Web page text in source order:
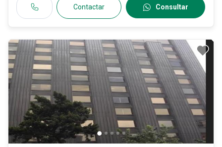
Contactar Consultar